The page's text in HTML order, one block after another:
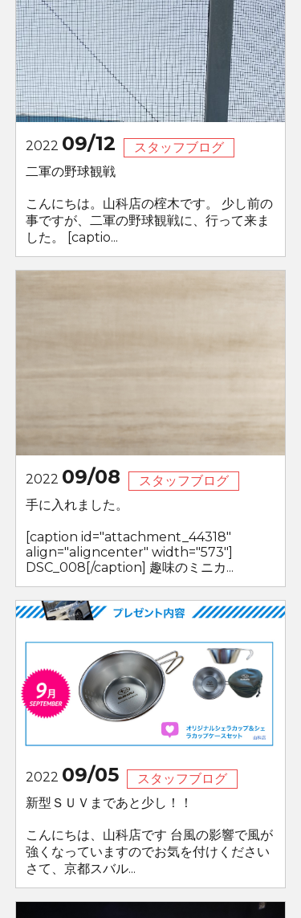
2022 09/12
スタッフブログ
二軍の野球観戦
こんにちは。山科店の榁木です。 少し前の
事ですが、二軍の野球観戦に、行って来ま
した。 [captio...
2022 09/08
スタッフブログ
手に入れました。
[caption id="attachment_44318"
align="aligncenter" width="573"]
DSC_008[/caption] 趣味のミニカ...
2022 09/05
スタッフブログ
新型ＳＵＶまであと少し！！
こんにちは、山科店です 台風の影響で風が
強くなっていますのでお気を付けください
さて、京都スバル...